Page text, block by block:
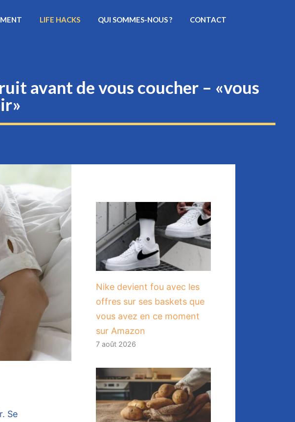
LIFE HACKS QUI SOMMES-NOUS ? CONTACT
avant de vous coucher – «vous
Se
Nike devient fou avec les
offres sur ses baskets que
vous avez en ce moment
sur Amazon
7 août 2026